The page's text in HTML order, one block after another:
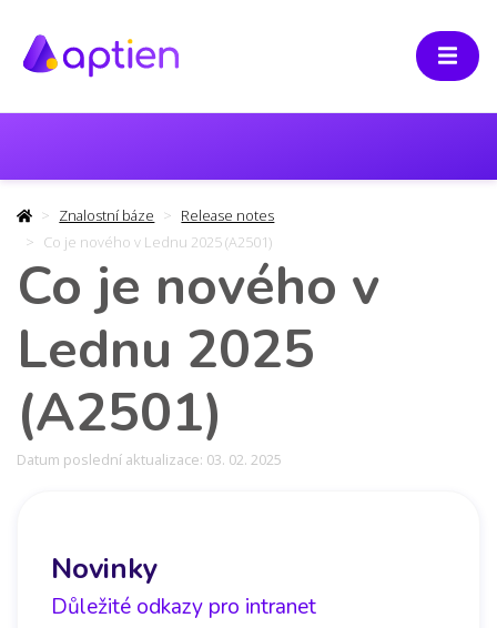
Znalostní báze
Release notes
Co je nového v Lednu 2025 (A2501)
Co je nového v
Lednu 2025
(A2501)
Datum poslední aktualizace: 03. 02. 2025
Novinky
Důležité odkazy pro intranet